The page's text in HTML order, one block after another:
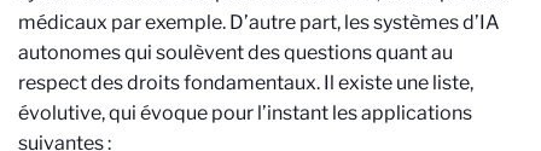
médicaux par exemple. D’autre part, les systèmes d’IA
autonomes qui soulèvent des questions quant au
respect des droits fondamentaux. Il existe une liste,
évolutive, qui évoque pour l’instant les applications
suivantes :